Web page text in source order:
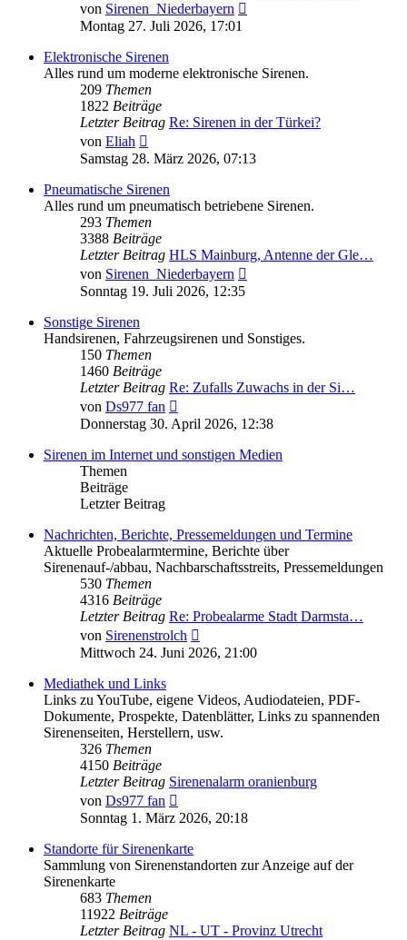
von Sirenen_Niederbayern
Montag 27. Juli 2026, 17:01
Elektronische Sirenen
Alles rund um moderne elektronische Sirenen.
209 Themen
1822 Beiträge
Letzter Beitrag Re: Sirenen in der Türkei?
von Eliah
Beitrag
Samstag 28. März 2026, 07:13
Pneumatische Sirenen
Alles rund um pneumatisch betriebene Sirenen.
293 Themen
3388 Beiträge
Letzter Beitrag HLS Mainburg, Antenne der Gle…
von Sirenen_Niederbayern
Sonntag 19. Juli 2026, 12:35
Sonstige Sirenen
Handsirenen, Fahrzeugsirenen und Sonstiges.
150 Themen
1460 Beiträge
Letzter Beitrag Re: Zufalls Zuwachs in der Si…
von Ds977 fan
Beitrag
Donnerstag 30. April 2026, 12:38
Sirenen im Internet und sonstigen Medien
Themen
Beiträge
Letzter Beitrag
Nachrichten, Berichte, Pressemeldungen und Termine
Aktuelle Probealarmtermine, Berichte über
Sirenenauf-/abbau, Nachbarschaftsstreits, Pressemeldungen
530 Themen
4316 Beiträge
Letzter Beitrag Re: Probealarme Stadt Darmsta…
von Sirenenstrolch
Beitrag
Mittwoch 24. Juni 2026, 21:00
Mediathek und Links
Links zu YouTube, eigene Videos, Audiodateien, PDF-
Dokumente, Prospekte, Datenblätter, Links zu spannenden
Sirenenseiten, Herstellern, usw.
326 Themen
4150 Beiträge
Letzter Beitrag Sirenenalarm oranienburg
von Ds977 fan
Beitrag
Sonntag 1. März 2026, 20:18
Standorte für Sirenenkarte
Sammlung von Sirenenstandorten zur Anzeige auf der
Sirenenkarte
683 Themen
11922 Beiträge
Letzter Beitrag NL - UT - Provinz Utrecht